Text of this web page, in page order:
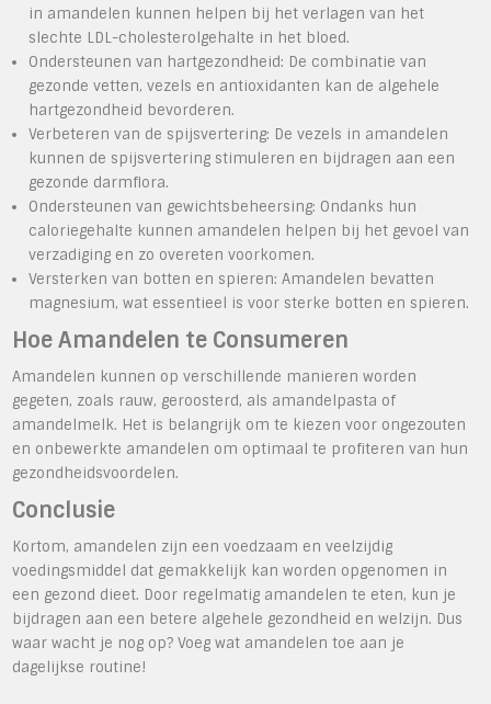
in amandelen kunnen helpen bij het verlagen van het
slechte LDL-cholesterolgehalte in het bloed.
Ondersteunen van hartgezondheid: De combinatie van
gezonde vetten, vezels en antioxidanten kan de algehele
hartgezondheid bevorderen.
Verbeteren van de spijsvertering: De vezels in amandelen
kunnen de spijsvertering stimuleren en bijdragen aan een
gezonde darmflora.
Ondersteunen van gewichtsbeheersing: Ondanks hun
caloriegehalte kunnen amandelen helpen bij het gevoel van
verzadiging en zo overeten voorkomen.
Versterken van botten en spieren: Amandelen bevatten
magnesium, wat essentieel is voor sterke botten en spieren.
Hoe Amandelen te Consumeren
Amandelen kunnen op verschillende manieren worden
gegeten, zoals rauw, geroosterd, als amandelpasta of
amandelmelk. Het is belangrijk om te kiezen voor ongezouten
en onbewerkte amandelen om optimaal te profiteren van hun
gezondheidsvoordelen.
Conclusie
Kortom, amandelen zijn een voedzaam en veelzijdig
voedingsmiddel dat gemakkelijk kan worden opgenomen in
een gezond dieet. Door regelmatig amandelen te eten, kun je
bijdragen aan een betere algehele gezondheid en welzijn. Dus
waar wacht je nog op? Voeg wat amandelen toe aan je
dagelijkse routine!